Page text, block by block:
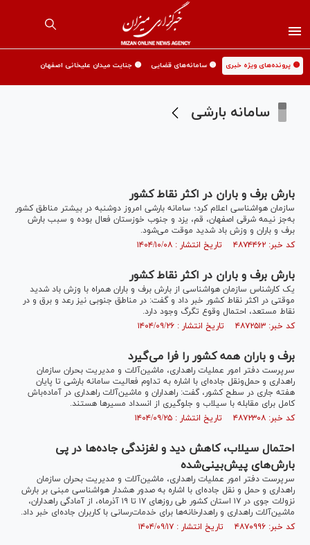
🟡 پرونده‌های ویژه خبری 🟡 سامانه‌های قضایی 🟡 جنایت میدان علیخانی اصفهان
سامانه بارشی
بارش برف و باران در اکثر نقاط کشور
سازمان هواشناسی اعلام کرد؛ سامانه بارشی امروز دوشنبه در بیشتر مناطق کشور
به‌جز نیمه شرقی اصفهان، قم، یزد و جنوب خوزستان فعال بوده و سبب بارش
برف و باران و وزش باد شدید موقت می‌شود.
کد خبر: ۴۸۷۴۴۶۲ تاریخ انتشار : ۱۴۰۴/۱۰/۰۸
بارش برف و باران در اکثر نقاط کشور
یک کارشناس سازمان هواشناسی از بارش برف و باران همراه با وزش باد شدید
موقتی در اکثر نقاط کشور خبر داد و گفت: در مناطق جنوبی نیز رعد و برق و در
نقاط مستعد، احتمال وقوع تگرگ وجود دارد.
کد خبر: ۴۸۷۲۵۱۳ تاریخ انتشار : ۱۴۰۴/۰۹/۲۶
برف و باران همه کشور را فرا می‌گیرد
سرپرست دفتر امور عملیات راهداری، ماشین‌آلات و مدیریت بحران سازمان
راهداری و حمل‌ونقل جاده‌ای با اشاره به تداوم فعالیت سامانه بارشی تا پایان
هفته جاری در سطح کشور، گفت: راهداران و ماشین‌آلات راهداری در آماده‌باش
کامل برای مقابله با سیلاب و جلوگیری از انسداد مسیر‌ها هستند.
کد خبر: ۴۸۷۲۳۰۸ تاریخ انتشار : ۱۴۰۴/۰۹/۲۵
احتمال سیلاب، کاهش دید و لغزندگی جاده‌ها در پی
بارش‌های پیش‌بینی‌شده
سرپرست دفتر امور عملیات راهداری، ماشین‌آلات و مدیریت بحران سازمان
راهداری و حمل و نقل جاده‌ای با اشاره به صدور هشدار هواشناسی مبنی بر بارش
نزولات جوی در ۱۷ استان کشور طی روز‌های ۱۷ تا ۱۹ آذرماه، از آمادگی راهداران،
ماشین‌آلات راهداری و راهدارخانه‌ها برای خدمات‌رسانی با کاربران جاده‌ای خبر داد.
کد خبر: ۴۸۷۰۹۹۶ تاریخ انتشار : ۱۴۰۴/۰۹/۱۷